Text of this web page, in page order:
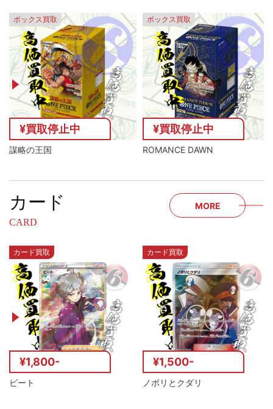
ボックス買取
¥買取停止中
謀略の王国
ボックス買取
¥買取停止中
ROMANCE DAWN
カード
CARD
MORE
カード買取
¥1,800-
ビート
カード買取
¥1,500-
ノボリとクダリ